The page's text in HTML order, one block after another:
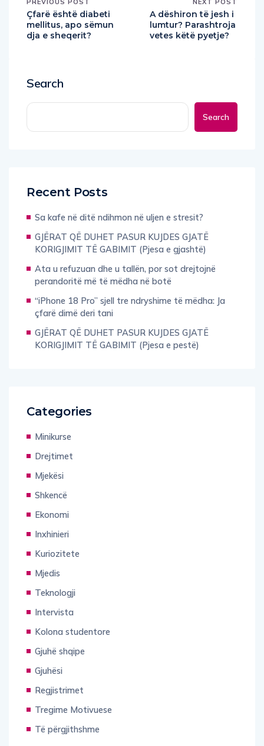
Çfarë është diabeti
mellitus, apo sëmun
dja e sheqerit?
A dëshiron të jesh i
lumtur? Parashtroja
vetes këtë pyetje?
Search
Search
Recent Posts
Sa kafe në ditë ndihmon në uljen e stresit?
GJËRAT QË DUHET PASUR KUJDES GJATË
KORIGJIMIT TË GABIMIT (Pjesa e gjashtë)
Ata u refuzuan dhe u tallën, por sot drejtojnë
perandoritë më të mëdha në botë
“iPhone 18 Pro” sjell tre ndryshime të mëdha: Ja
çfarë dimë deri tani
GJËRAT QË DUHET PASUR KUJDES GJATË
KORIGJIMIT TË GABIMIT (Pjesa e pestë)
Categories
Minikurse
Drejtimet
Mjekësi
Shkencë
Ekonomi
Inxhinieri
Kuriozitete
Mjedis
Teknologji
Intervista
Kolona studentore
Gjuhë shqipe
Gjuhësi
Regjistrimet
Tregime Motivuese
Të përgjithshme